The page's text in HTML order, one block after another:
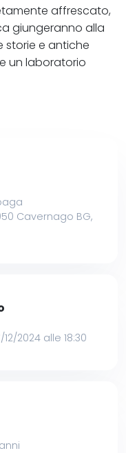
affrescato,
giungeranno alla
storie e antiche
un laboratorio
Cavernago BG,
2024 alle 18:30